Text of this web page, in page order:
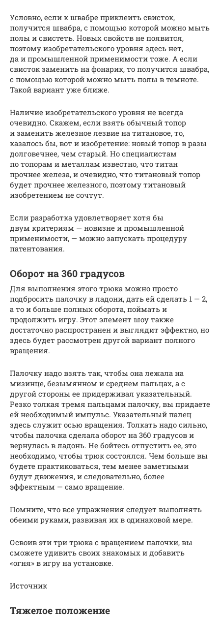
Условно, если к швабре приклеить свисток,
получится швабра, с помощью которой можно мыть
полы и свистеть. Новых свойств не появится,
поэтому изобретательского уровня здесь нет,
да и промышленной применимости тоже. А если
свисток заменить на фонарик, то получится швабра,
с помощью которой можно мыть полы в темноте.
Такой вариант уже ближе.
Наличие изобретательского уровня не всегда
очевидно. Скажем, если взять обычный топор
и заменить железное лезвие на титановое, то,
казалось бы, вот и изобретение: новый топор в разы
долговечнее, чем старый. Но специалистам
по топорам и металлам известно, что титан
прочнее железа, и очевидно, что титановый топор
будет прочнее железного, поэтому титановый
изобретением не сочтут.
Если разработка удовлетворяет хотя бы
двум критериям — новизне и промышленной
применимости, — можно запускать процедуру
патентования.
Оборот на 360 градусов
Для выполнения этого трюка можно просто
подбросить палочку в ладони, дать ей сделать 1 — 2,
а то и больше полных оборота, поймать и
продолжить игру. Этот элемент шоу также
достаточно распространен и выглядит эффектно, но
здесь будет рассмотрен другой вариант полного
вращения.
Палочку надо взять так, чтобы она лежала на
мизинце, безымянном и среднем пальцах, а с
другой стороны ее придерживал указательный.
Резко толкая тремя пальцами палочку, вы придаете
ей необходимый импульс. Указательный палец
здесь служит осью вращения. Толкать надо сильно,
чтобы палочка сделала оборот на 360 градусов и
вернулась в ладонь. Не бойтесь отпустить ее, это
необходимо, чтобы трюк состоялся. Чем больше вы
будете практиковаться, тем менее заметными
будут движения, и следовательно, более
эффектным — само вращение.
Помните, что все упражнения следует выполнять
обеими руками, развивая их в одинаковой мере.
Освоив эти три трюка с вращением палочки, вы
сможете удивить своих знакомых и добавить
«огня» в игру на установке.
Источник
Тяжелое положение